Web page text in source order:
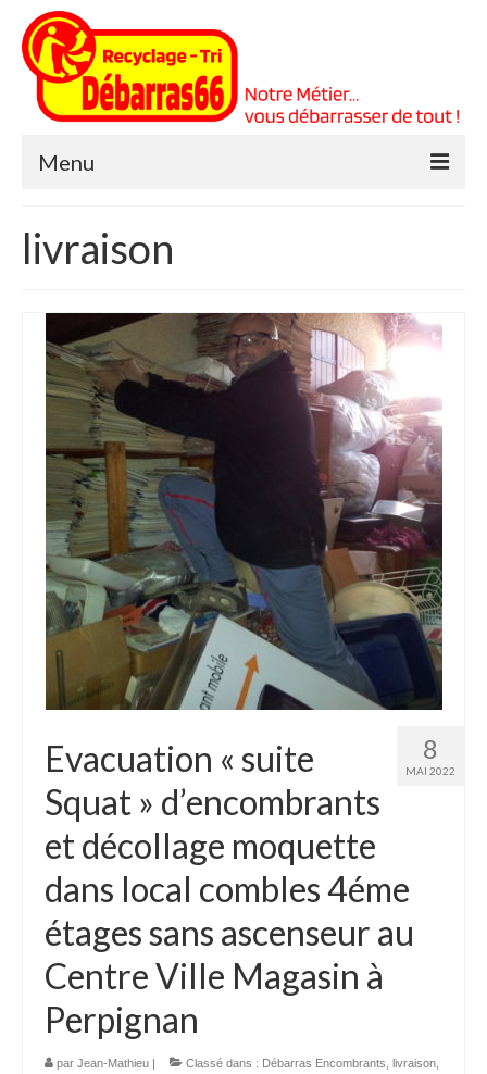
Menu
Venez Visiter mon nouveau Site !!
Prestations
A propos
Nos Références
Votre panier
Mon compte
livraison
8
MAI 2022
Evacuation « suite
Squat » d’encombrants
et décollage moquette
dans local combles 4éme
étages sans ascenseur au
Centre Ville Magasin à
Perpignan
par Jean-Mathieu | Classé dans : Débarras Encombrants livraison